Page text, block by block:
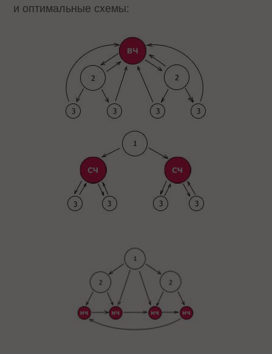
и оптимальные схемы: